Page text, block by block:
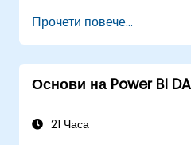
Извличат ефективно
трансформират в
анализ.
Създават динамични
използвайки данни от
Прочети повече...
Основи на Power BI
21 Часа